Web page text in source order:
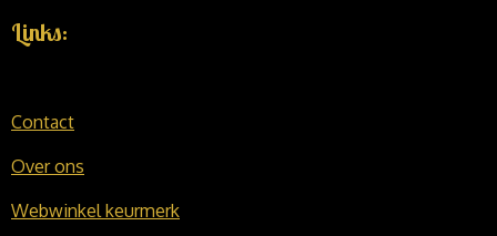
Links:
Contact
Over ons
Webwinkel keurmerk